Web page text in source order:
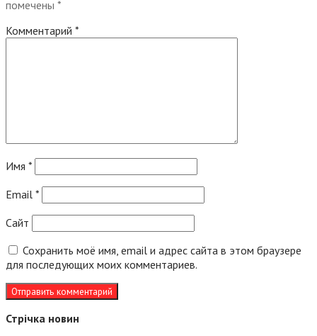
помечены *
Комментарий *
Имя *
Email *
Сайт
Сохранить моё имя, email и адрес сайта в этом браузере
для последующих моих комментариев.
Стрічка новин